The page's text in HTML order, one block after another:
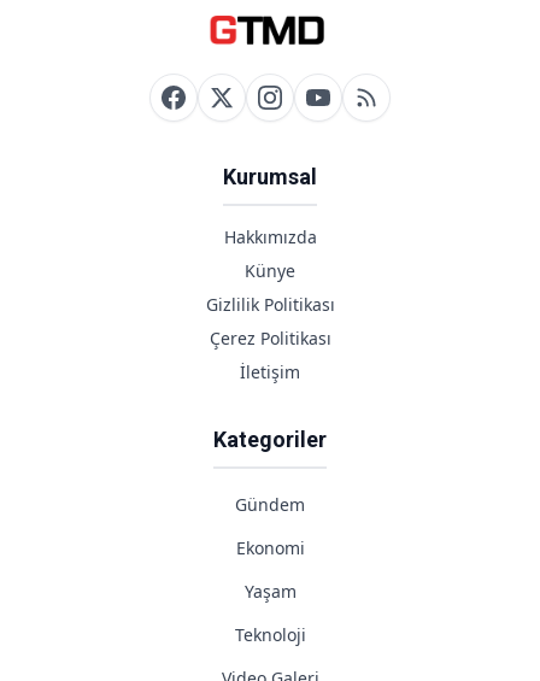
Kurumsal
Hakkımızda
Künye
Gizlilik Politikası
Çerez Politikası
İletişim
Kategoriler
Gündem
Ekonomi
Yaşam
Teknoloji